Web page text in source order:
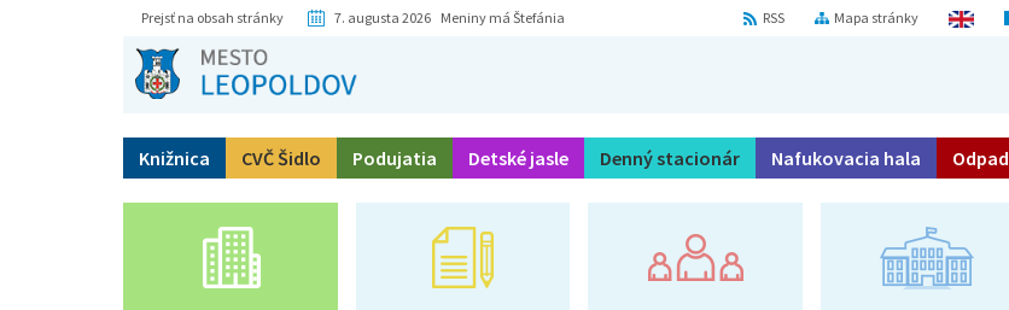
Prejsť na obsah stránky 7. augusta 2026 Meniny má Štefánia Mapa stránky
RSS
Knižnica CVČ Šidlo Podujatia Detské jasle Denný stacionár Nafukovacia hala Odpad